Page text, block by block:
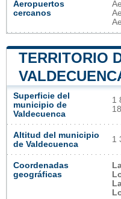
Aeropuertos
cercanos
TERRITORIO
Superficie del
municipio de
Valdecuenca
1
Altitud del municipio
de Valdecuenca
1
Coordenadas
geográficas